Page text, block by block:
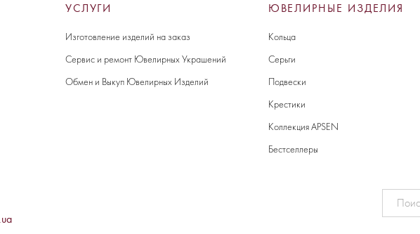
УСЛУГИ
Изготовление изделий на заказ
Сервис и ремонт Ювелирных Украшений
Обмен и Выкуп Ювелирных Изделий
ЮВЕЛИРНЫЕ ИЗДЕЛИЯ
Кольца
Серьги
Подвески
Крестики
Коллекция APSEN
Бестселлеры